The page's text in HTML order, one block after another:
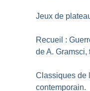
Jeux de
Recueil :
de A.
Classiques de
contemporain.